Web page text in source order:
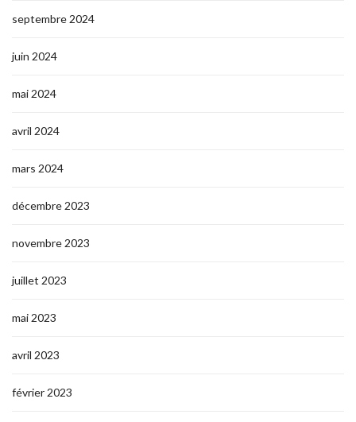
septembre 2024
juin 2024
mai 2024
avril 2024
mars 2024
décembre 2023
novembre 2023
juillet 2023
mai 2023
avril 2023
février 2023